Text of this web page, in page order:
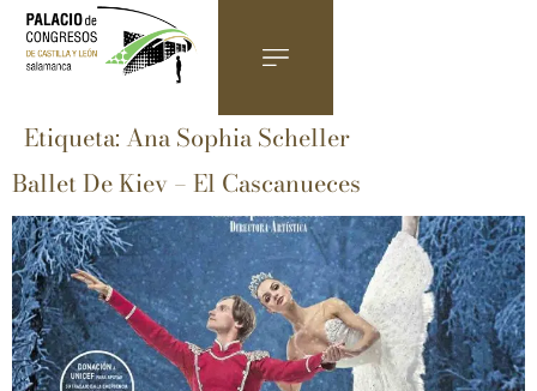
Etiqueta:Ana Sophia Scheller
Ballet De Kiev – El Cascanueces